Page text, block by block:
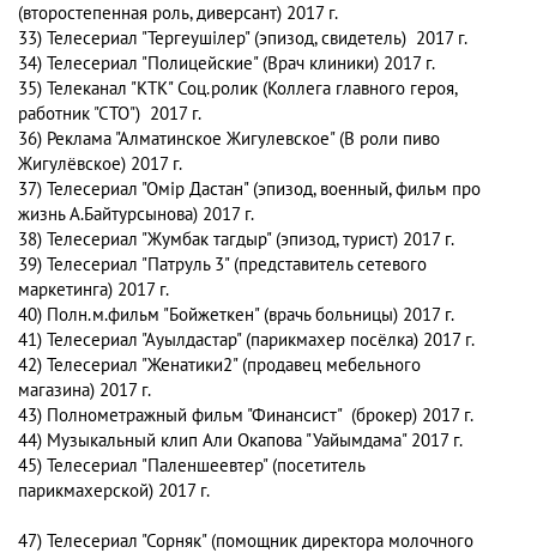
(второстепенная роль, диверсант) 2017 г.
33) Телесериал "Тергеушiлер" (эпизод, свидетель) 2017 г.
34) Телесериал "Полицейские" (Врач клиники) 2017 г.
35) Телеканал "КТК" Соц.ролик (Коллега главного героя,
работник "СТО") 2017 г.
36) Реклама "Алматинское Жигулевское" (В роли пиво
Жигулёвское) 2017 г.
37) Телесериал "Омip Дастан" (эпизод, военный, фильм про
жизнь А.Байтурсынова) 2017 г.
38) Телесериал "Жумбак тагдыр" (эпизод, турист) 2017 г.
39) Телесериал "Патруль 3" (представитель сетевого
маркетинга) 2017 г.
40) Полн.м.фильм "Бойжеткен" (врачь больницы) 2017 г.
41) Телесериал "Ауылдастар" (парикмахер посёлка) 2017 г.
42) Телесериал "Женатики2" (продавец мебельного
магазина) 2017 г.
43) Полнометражный фильм "Финансист" (брокер) 2017 г.
44) Музыкальный клип Али Окапова "Уайымдама" 2017 г.
45) Телесериал "Паленшеевтер" (посетитель
парикмахерской) 2017 г.
47) Телесериал "Сорняк" (помощник директора молочного